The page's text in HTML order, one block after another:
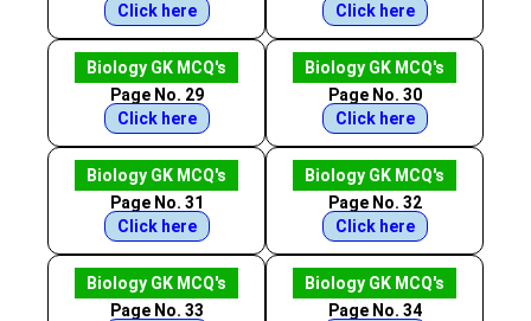
Click here
Click here
Biology GK MCQ's
Page No. 29
Click here
Biology GK MCQ's
Page No. 30
Click here
Biology GK MCQ's
Page No. 31
Click here
Biology GK MCQ's
Page No. 32
Click here
Biology GK MCQ's
Page No. 33
Biology GK MCQ's
Page No. 34